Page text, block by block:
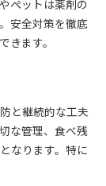
ペットは薬剤の
安全対策を徹底
きます。
と継続的な工夫
な管理、食べ残
なります。特に